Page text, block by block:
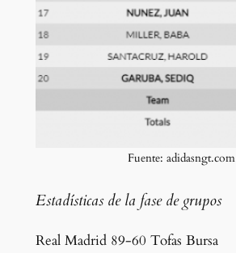
Fuente: adidasngt.com
Estadísticas de la fase de grupos
Real Madrid 89-60 Tofas Bursa